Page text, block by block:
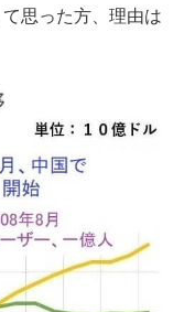
思った方、理由は